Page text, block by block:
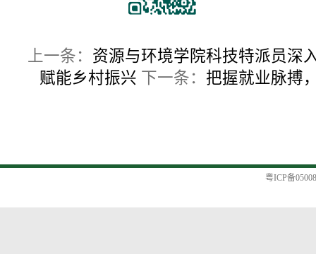
上一条： 资源与环境学院科技特派员深
赋能乡村振兴 下一条： 把握就业脉搏
粤ICP备